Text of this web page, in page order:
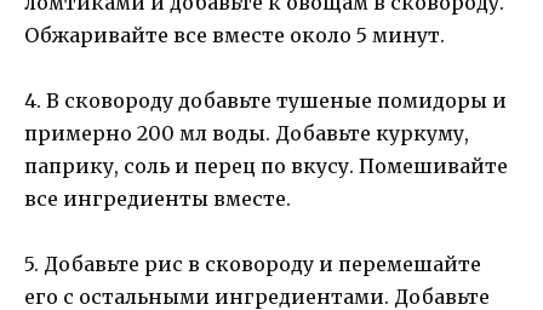
Обжаривайте все вместе около 5 минут.
4. В сковороду добавьте тушеные помидоры и
примерно 200 мл воды. Добавьте куркуму,
паприку, соль и перец по вкусу. Помешивайте
все ингредиенты вместе.
5. Добавьте рис в сковороду и перемешайте
его с остальными ингредиентами. Добавьте